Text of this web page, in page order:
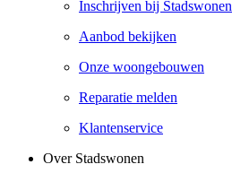
Inschrijven bij Stadswonen
Aanbod bekijken
Onze woongebouwen
Reparatie melden
Klantenservice
Over Stadswonen